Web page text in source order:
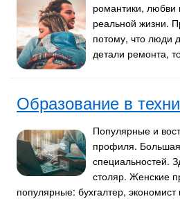
романтики, любви
реальной жизни.
потому, что люди
детали ремонта,
Образование в
Популярные и
профиля. Большая
специальностей.
столяр. Женские
популярные: бухгалтер,